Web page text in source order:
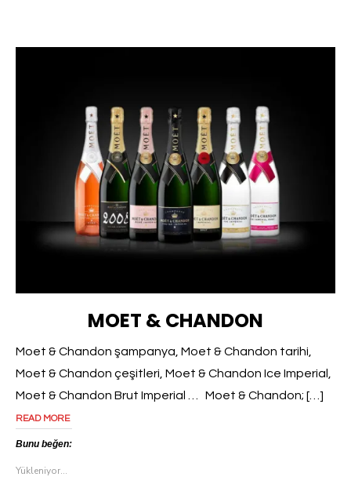
MOET & CHANDON
Moet & Chandon şampanya, Moet & Chandon tarihi,
Moet & Chandon çeşitleri, Moet & Chandon Ice Imperial,
Moet & Chandon Brut Imperial … Moet & Chandon; […]
READ MORE
Bunu beğen:
Yükleniyor...